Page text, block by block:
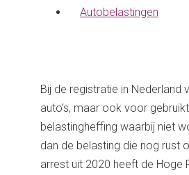
Autobelastingen
Bij de registratie in Nederland
auto’s, maar ook voor
belastingheffing waarbij niet
dan de belasting die nog rust
arrest uit 2020 heeft de Hoge